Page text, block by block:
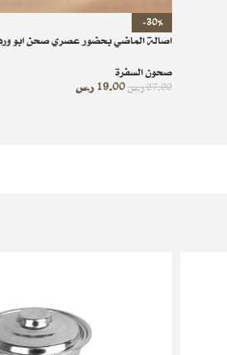
-30%
اصالة الماضي بحضور عصري صحن ابو
صحون السفرة
27.00ر.س19.00 ر.س